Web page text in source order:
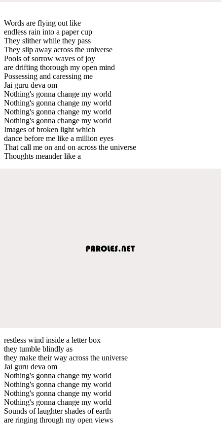
Words are flying out like
endless rain into a paper cup
They slither while they pass
They slip away across the universe
Pools of sorrow waves of joy
are drifting thorough my open mind
Possessing and caressing me
Jai guru deva om
Nothing's gonna change my world
Nothing's gonna change my world
Nothing's gonna change my world
Nothing's gonna change my world
Images of broken light which
dance before me like a million eyes
That call me on and on across the universe
Thoughts meander like a
restless wind inside a letter box
they tumble blindly as
they make their way across the universe
Jai guru deva om
Nothing's gonna change my world
Nothing's gonna change my world
Nothing's gonna change my world
Nothing's gonna change my world
Sounds of laughter shades of earth
are ringing through my open views